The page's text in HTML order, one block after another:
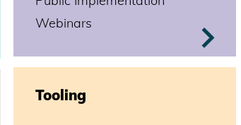
Webinars
Tooling